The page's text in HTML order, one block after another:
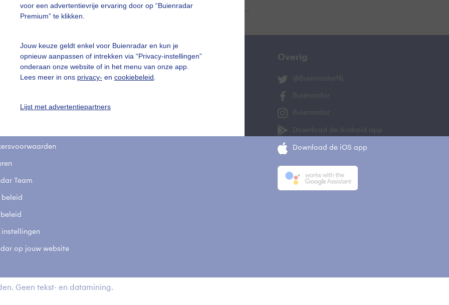
voor een advertentievrije ervaring door op “Buienradar
Premium” te klikken.
Jouw keuze geldt enkel voor Buienradar en kun je
opnieuw aanpassen of intrekken via “Privacy-instellingen”
onderaan onze website of in het menu van onze app.
Lees meer in ons privacy- en cookiebeleid
Lijst met advertentiepartners
Een moment geduld aub...
vragen
Team
beleid
instellingen
op jouw website
Mijn weer
De Bilt
Overig
@BuienradarNL
Buienradar
Buienradar
Download de Android app
Download de iOS app
Geen tekst- en datamining.